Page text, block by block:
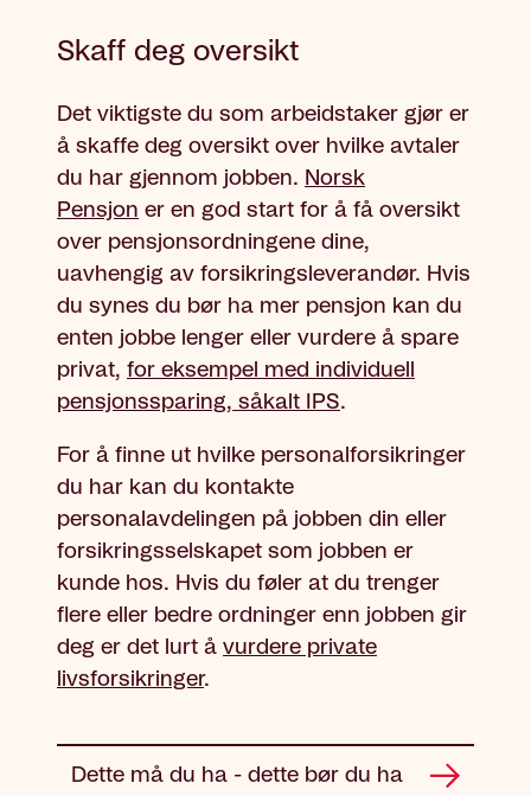
Skaff deg oversikt
Det viktigste du som arbeidstaker gjør er
å skaffe deg oversikt over hvilke avtaler
du har gjennom jobben. Norsk
Pensjon er en god start for å få oversikt
over pensjonsordningene dine,
uavhengig av forsikringsleverandør. Hvis
du synes du bør ha mer pensjon kan du
enten jobbe lenger eller vurdere å spare
privat, for eksempel med individuell
pensjonssparing, såkalt IPS.
For å finne ut hvilke personalforsikringer
du har kan du kontakte
personalavdelingen på jobben din eller
forsikringsselskapet som jobben er
kunde hos. Hvis du føler at du trenger
flere eller bedre ordninger enn jobben gir
deg er det lurt å vurdere private
livsforsikringer.
Dette må du ha - dette bør du ha